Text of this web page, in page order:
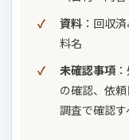
資料：回収
料名
未確認事項：
の確認、依
調査で確認